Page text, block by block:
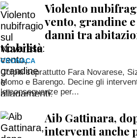
Violento
vento, grandine
danni tra
viabilità
CRONACA
Colpiti soprattutto Fara Novarese,
Momo e Barengo. Decine gli
le conseguenze per...
Aib Gattinara,
interventi anche